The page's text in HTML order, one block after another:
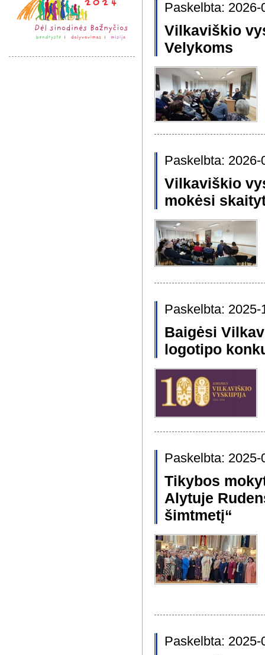
Paskelbta: 2026-
Vilkaviškio
Velykoms
Paskelbta: 2026-
Vilkaviškio
mokėsi
Paskelbta: 2025-
Baigėsi
logotipo
Paskelbta: 2025-
Tikybos
Alytuje
šimtmetį“
Paskelbta: 2025-